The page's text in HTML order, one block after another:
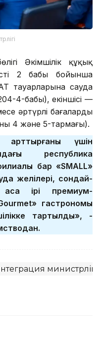
Әкімшілік құқық
2 бабы бойынша
тауарларына сауда
4-бабы), екіншісі —
әртүрлі бағаларды
4 және 5-тармағы).
арттырғаны үшін
республика
бар «SMALL»
желілері, сондай-
аса ірі премиум-
гастрономы
тартылды», -
министрлігі